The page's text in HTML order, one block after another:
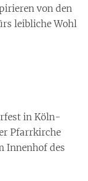
von den
leibliche Wohl
in Köln-
Pfarrkirche
Innenhof des